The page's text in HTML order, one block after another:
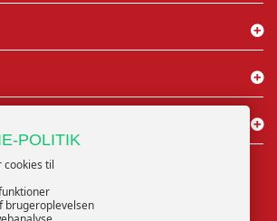
POLITIK
cookies til
brugeroplevelsen